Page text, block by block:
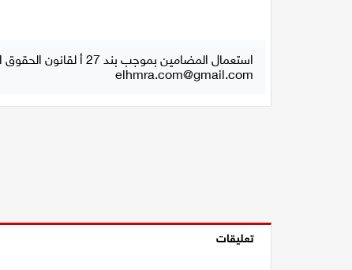
استعمال المضامين بموجب بند 27 أ لقانون الحقوق الأدبية لسنة 2007، يرجى ارسال رسالة الى:
elhmra.com@gmail.com
تعليقات